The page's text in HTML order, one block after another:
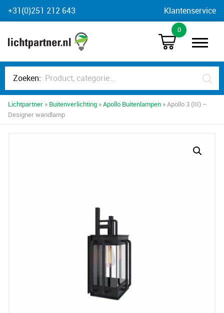
Skip
to
+31(0)251 212 643 Klantenservice
0
Zoeken:
Lichtpartner » Buitenverlichting »Apollo Buitenlampen » Apollo 3 (III) –
Designer wandlamp